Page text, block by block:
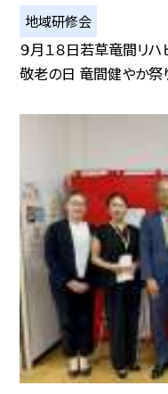
地域研修会
９月１８日若草竜間リハ
敬老の日 竜間健やか祭